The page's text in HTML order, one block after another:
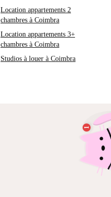
Location appartements 2
chambres à Coimbra
Location appartements 3+
chambres à Coimbra
Studios à louer à Coimbra